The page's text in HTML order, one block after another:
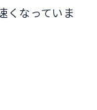
くなっていま